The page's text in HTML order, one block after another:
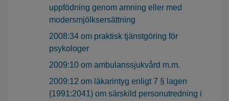
uppfödning genom amning eller med
modersmjölksersättning
2008:34 om praktisk tjänstgöring för
psykologer
2009:10 om ambulanssjukvård m.m.
2009:12 om läkarintyg enligt 7 § lagen
(1991:2041) om särskild personutredning i